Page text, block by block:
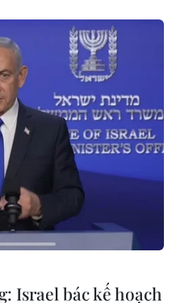
kêu gọi chuyển
Israel bác kế hoạch